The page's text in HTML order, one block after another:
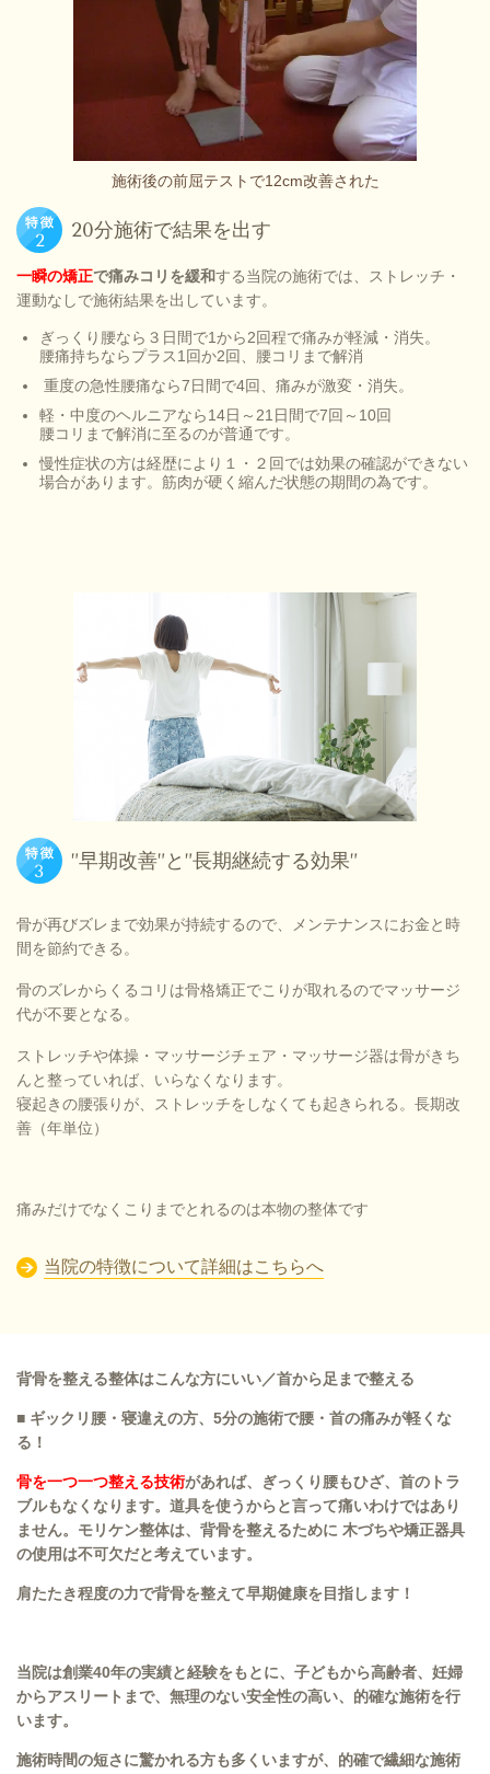
施術後の前屈テストで12cm改善された
20分施術で結果を出す
一瞬の矯正で痛みコリを緩和する当院の施術では、ストレッチ・
運動なしで施術結果を出しています。
ぎっくり腰なら３日間で1から2回程で痛みが軽減・消失。
腰痛持ちならプラス1回か2回、腰コリまで解消
重度の急性腰痛なら7日間で4回、痛みが激変・消失。
軽・中度のヘルニアなら14日～21日間で7回～10回
腰コリまで解消に至るのが普通です。
慢性症状の方は経歴により１・２回では効果の確認ができない
場合があります。筋肉が硬く縮んだ状態の期間の為です。
”早期改善”と”長期継続する効果”
骨が再びズレまで効果が持続するので、メンテナンスにお金と時
間を節約できる。
骨のズレからくるコリは骨格矯正でこりが取れるのでマッサージ
代が不要となる。
ストレッチや体操・マッサージチェア・マッサージ器は骨がきち
んと整っていれば、いらなくなります。
寝起きの腰張りが、ストレッチをしなくても起きられる。長期改
善（年単位）
痛みだけでなくこりまでとれるのは本物の整体です
当院の特徴について詳細はこちらへ
背骨を整える整体はこんな方にいい／首から足まで整える
■ ギックリ腰・寝違えの方、5分の施術で腰・首の痛みが軽くな
る！
骨を一つ一つ整える技術があれば、ぎっくり腰もひざ、首のトラ
ブルもなくなります。 道具を使うからと言って痛いわけではあり
ません。モリケン整体は、背骨を整えるために 木づちや矯正器具
の使用は不可欠だと考えています。
肩たたき程度の力で背骨を整えて早期健康を目指します！
当院は創業40年の実績と経験をもとに、子どもから高齢者、妊婦
からアスリートまで、 無理のない安全性の高い、的確な施術を行
います。
施術時間の短さに驚かれる方も多くいますが、的確で繊細な施術